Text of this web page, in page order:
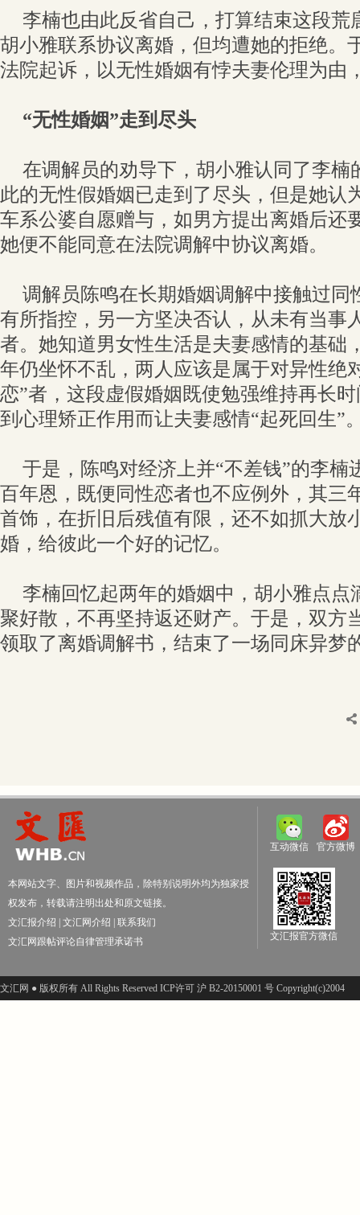
李楠也由此反省自己，打算结束这段荒
胡小雅联系协议离婚，但均遭她的拒绝。
法院起诉，以无性婚姻有悖夫妻伦理为由
“无性婚姻”走到尽头
在调解员的劝导下，胡小雅认同了李楠
此的无性假婚姻已走到了尽头，但是她认
车系公婆自愿赠与，如男方提出离婚后还
她便不能同意在法院调解中协议离婚。
调解员陈鸣在长期婚姻调解中接触过同
有所指控，另一方坚决否认，从未有当事
者。她知道男女性生活是夫妻感情的基础
年仍坐怀不乱，两人应该是属于对异性绝
恋”者，这段虚假婚姻既使勉强维持再长
到心理矫正作用而让夫妻感情“起死回生”
于是，陈鸣对经济上并“不差钱”的李楠
百年恩，既便同性恋者也不应例外，其三
首饰，在折旧后残值有限，还不如抓大放
婚，给彼此一个好的记忆。
李楠回忆起两年的婚姻中，胡小雅点点
聚好散，不再坚持返还财产。于是，双方
领取了离婚调解书，结束了一场同床异梦
本网站文字、图片和视频作品，除特别说明外均为独家授
权发布，转载请注明出处和原文链接。
文汇报介绍
文汇网介绍
联系我们
文汇网跟帖评论自律管理承诺书
互动微信 官方微博
文汇报官方微信
文汇网 ● 版权所有 All Rights Reserved ICP许可 沪 B2-20150001 号 Copyright(c)2004